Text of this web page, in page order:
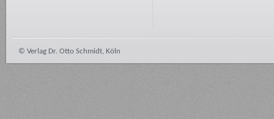
© Verlag Dr. Otto Schmidt, Köln